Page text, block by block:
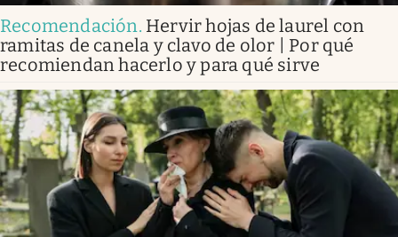
Recomendación. Hervir hojas de laurel con
ramitas de canela y clavo de olor | Por qué
recomiendan hacerlo y para qué sirve